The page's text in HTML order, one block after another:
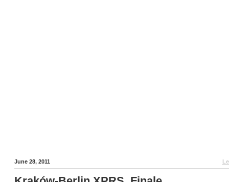
June 28, 2011